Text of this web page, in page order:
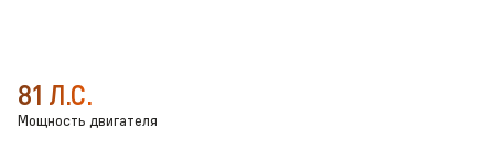
81 Л.С.
Мощность двигателя